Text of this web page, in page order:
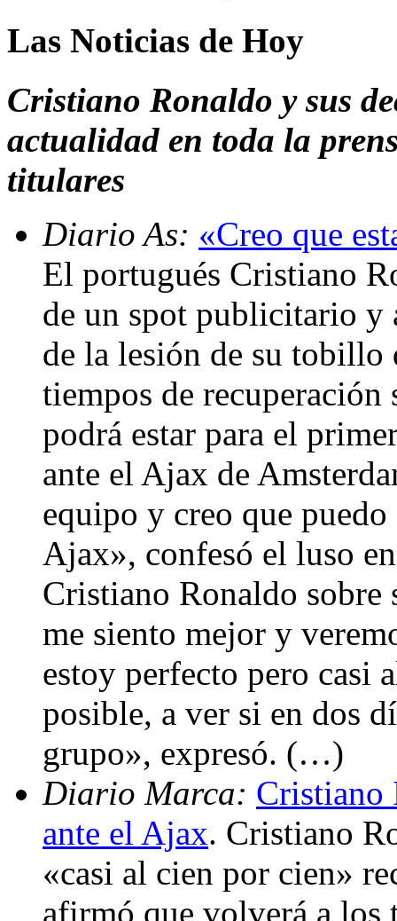
Las Noticias de Hoy
Cristiano Ronaldo y sus
actualidad en toda la
titulares
Diario As: «Creo que
El portugués Cristiano
de un spot publicitario y
de la lesión de su tobillo
tiempos de recuperación
podrá estar para el
ante el Ajax de
equipo y creo que
Ajax», confesó el luso
Cristiano Ronaldo sobre
me siento mejor y
estoy perfecto pero casi
posible, a ver si en dos
grupo», expresó. (…)
Diario Marca: Cristiano
ante el Ajax. Cristiano
«casi al cien por cien»
afirmó que volverá a los